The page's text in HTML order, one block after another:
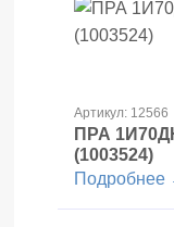
Артикул: 12566
ПРА
(1003524)
Подробнее